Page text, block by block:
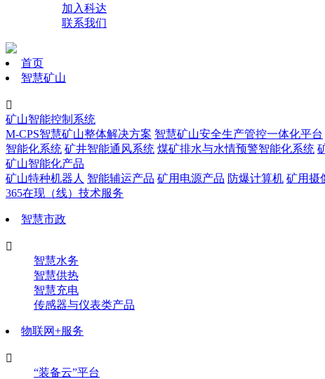
加入科达
联系我们
首页
智慧矿山

矿山智能控制系统
M-CPS智慧矿山整体解决方案 智慧矿山安全生产管控一体化平台
智能化系统 矿井智能通风系统 煤矿排水与水情预警智能化系统
矿山智能化产品
矿山特种机器人 智能辅运产品 矿用电源产品 防爆计算机 矿用摄
365在现（线）技术服务
智慧市政

智慧水务
智慧供热
智慧充电
传感器与仪表类产品
物联网+服务

“装备云”平台